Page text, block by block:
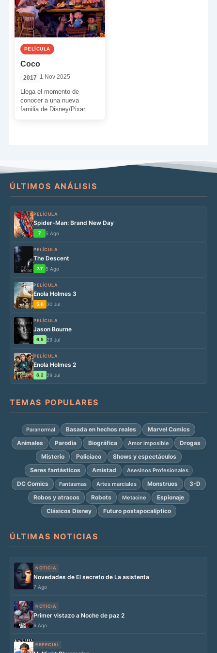
PELÍCULA
Coco
2017 1 Nov 2025
Llega el momento de
conocer a una nueva
familia de Disney/Pixar.
ÚLTIMOS ANÁLISIS
PELÍCULA
Spider-Man: Brand New Day
7 5 Ago
PELÍCULA
The Descent
7.7 5 Ago
PELÍCULA
Enola Holmes 3
5.6 30 Jul
PELÍCULA
Jason Bourne
6.5 29 Jul
PELÍCULA
Enola Holmes 2
6.2 29 Jul
TEMAS POPULARES
Paranormal Basada en hechos reales
Marvel Comics
Animales
Parodia Biográfica Amor imposible
Drogas
Misterio
Policíaco
Shows y espectáculos
Seres fantásticos
Amistad Asesinos Profesionales
DC Comics Fantasmas Artes marciales Monstruos
3-D
Robos y atracos
Robots Metacine
Espionaje
Clásicos Disney
Futuro postapocalíptico
ÚLTIMAS NOTICIAS
NOTICIA
Novedades de El secreto de La asistenta
7 Ago
NOTICIA
Primer vistazo a Noche de paz 2
6 Ago
ESPECIAL